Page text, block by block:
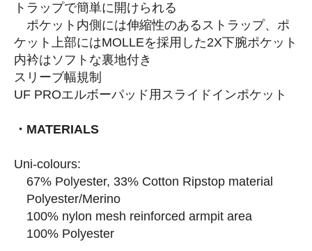
トラップで簡単に開けられる
ポケット内側には伸縮性のあるストラップ、ポ
ケット上部にはMOLLEを採用した2X下腕ポケット
内衿はソフトな裏地付き
スリーブ幅規制
UF PROエルボーパッド用スライドインポケット
・MATERIALS
Uni-colours:
67% Polyester, 33% Cotton Ripstop material
Polyester/Merino
100% nylon mesh reinforced armpit area
100% Polyester